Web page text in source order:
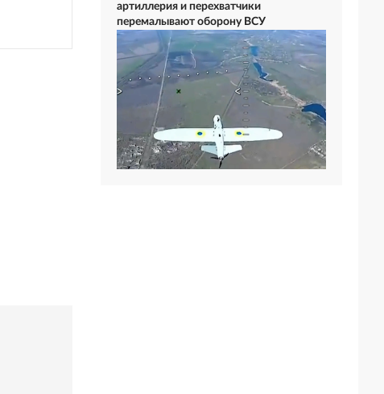
артиллерия и перехватчики
перемалывают оборону ВСУ